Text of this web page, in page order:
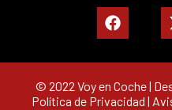
© 2022 Voy en Coche |
Política de Privacidad |